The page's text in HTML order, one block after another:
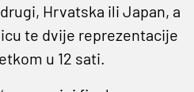
Hrvatska ili Japan, a
te dvije reprezentacije
u 12 sati.